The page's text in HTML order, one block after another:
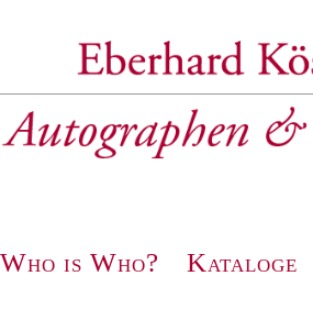
Navigation
Who is Who? Kataloge